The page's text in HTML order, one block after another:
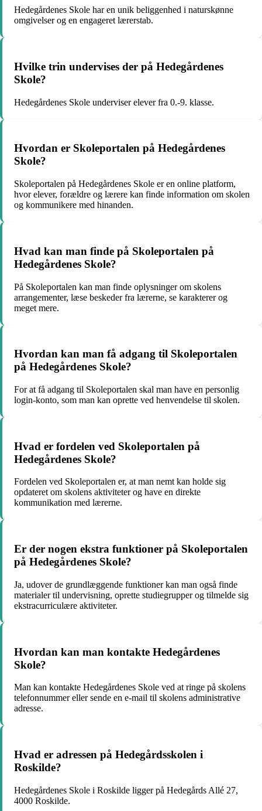
Hedegårdenes Skole har en unik beliggenhed i naturskønne
omgivelser og en engageret lærerstab.
Hvilke trin undervises der på Hedegårdenes
Skole?
Hedegårdenes Skole underviser elever fra 0.-9. klasse.
Hvordan er Skoleportalen på Hedegårdenes
Skole?
Skoleportalen på Hedegårdenes Skole er en online platform,
hvor elever, forældre og lærere kan finde information om skolen
og kommunikere med hinanden.
Hvad kan man finde på Skoleportalen på
Hedegårdenes Skole?
På Skoleportalen kan man finde oplysninger om skolens
arrangementer, læse beskeder fra lærerne, se karakterer og
meget mere.
Hvordan kan man få adgang til Skoleportalen
på Hedegårdenes Skole?
For at få adgang til Skoleportalen skal man have en personlig
login-konto, som man kan oprette ved henvendelse til skolen.
Hvad er fordelen ved Skoleportalen på
Hedegårdenes Skole?
Fordelen ved Skoleportalen er, at man nemt kan holde sig
opdateret om skolens aktiviteter og have en direkte
kommunikation med lærerne.
Er der nogen ekstra funktioner på Skoleportalen
på Hedegårdenes Skole?
Ja, udover de grundlæggende funktioner kan man også finde
materialer til undervisning, oprette studiegrupper og tilmelde sig
ekstracurriculære aktiviteter.
Hvordan kan man kontakte Hedegårdenes
Skole?
Man kan kontakte Hedegårdenes Skole ved at ringe på skolens
telefonnummer eller sende en e-mail til skolens administrative
adresse.
Hvad er adressen på Hedegårdsskolen i
Roskilde?
Hedegårdenes Skole i Roskilde ligger på Hedegårds Allé 27,
4000 Roskilde.